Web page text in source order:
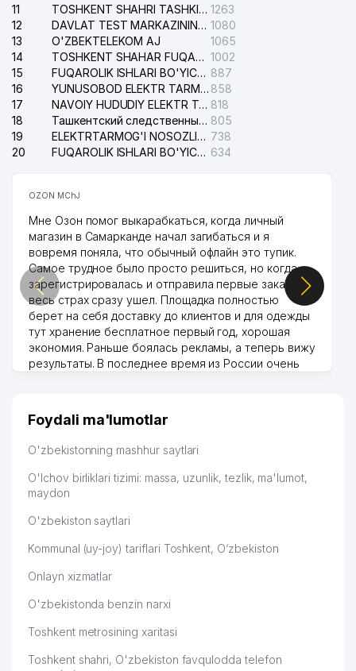
11
TOSHKENT SHAHRI TASHKILOT TELEFONLARI HAQIDA MA'LUMOT BYUROSI 1263
12
DAVLAT TEST MARKAZINING ISHONCH TELEFONLARI 1080
13
O'ZBEKTELEKOM AJ
1065
14
TOSHKENT SHAHAR FUQAROLIK ISHLARI BO'YICHA SUDI 1002
15
FUQAROLIK ISHLARI BO'YICHA YAKKASAROY TUMANLARARO SUDI 887
16
YUNUSOBOD ELEKTR TARMOG'I NOSOZLIKLARI XIZMATI 858
17
NAVOIY HUDUDIY ELEKTR TARMOQLARI KORXONASI AJ 818
18
Ташкентский следственный изолятор 805
19
ELEKTRTARMOG'I NOSOZLIKLARINI TO'ZATISH SERGELI XIZMATI 738
20
FUQAROLIK ISHLARI BO'YICHA UCH-TEPA TUMANI SUDI 634
OZON MChJ
Мне Озон помог выкарабкаться, когда личный
магазин в Самарканде начал загибаться и я
вовремя поняла, что обычный офлайн это тупик.
Самое трудное было просто решиться, но когда
зарегистрировалась и отправила первые заказы,
весь страх сразу ушел. Площадка полностью
берет на себя доставку до клиентов и для одежды
тут хранение бесплатное первый год, хорошая
экономия. Раньше боялась рекламы, а теперь вижу
результаты. В последнее время из России очень
дальше развиваюсь потихоньку😊
Hamida 03.08.2026 12:45:39
Foydali ma'lumotlar
O'zbekistonning mashhur saytlari
O'lchov birliklari tizimi: massa, uzunlik, tezlik, ma'lumot,
maydon
O'zbekiston saytlari
Kommunal (uy-joy) tariflari Toshkent, O‘zbekiston
Onlayn xizmatlar
O'zbekistonda benzin narxi
Toshkent metrosining xaritasi
Toshkent shahri, O'zbekiston favqulodda telefon